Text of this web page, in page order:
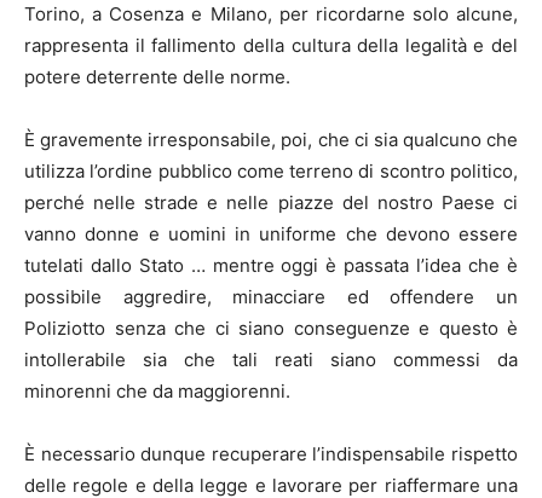
Torino, a Cosenza e Milano, per ricordarne solo alcune,
rappresenta il fallimento della cultura della legalità e del
potere deterrente delle norme.
È gravemente irresponsabile, poi, che ci sia qualcuno che
utilizza l’ordine pubblico come terreno di scontro politico,
perché nelle strade e nelle piazze del nostro Paese ci
vanno donne e uomini in uniforme che devono essere
tutelati dallo Stato … mentre oggi è passata l’idea che è
possibile aggredire, minacciare ed offendere un
Poliziotto senza che ci siano conseguenze e questo è
intollerabile sia che tali reati siano commessi da
minorenni che da maggiorenni.
È necessario dunque recuperare l’indispensabile rispetto
delle regole e della legge e lavorare per riaffermare una